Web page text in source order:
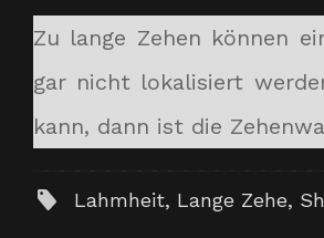
Zu lange Zehen können
gar nicht lokalisiert
kann, dann ist die
Lahmheit, Lange Zehe,